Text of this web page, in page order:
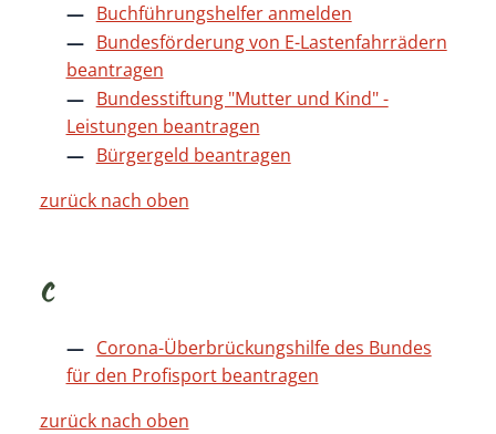
Buchführungshelfer anmelden
Bundesförderung von E-Lastenfahrrädern
beantragen
Bundesstiftung "Mutter und Kind" -
Leistungen beantragen
Bürgergeld beantragen
zurück nach oben
C
Corona-Überbrückungshilfe des Bundes
für den Profisport beantragen
zurück nach oben